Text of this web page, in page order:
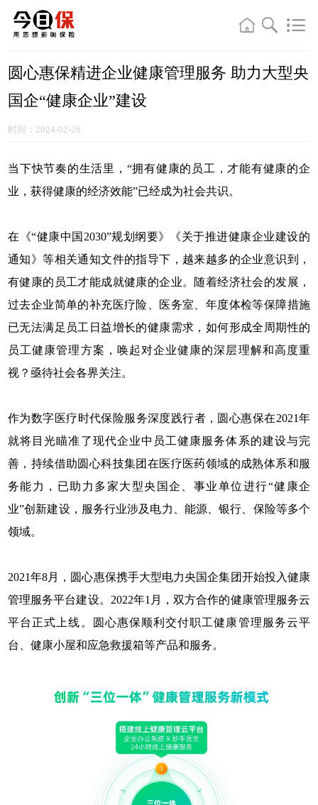
圆心惠保精进企业健康管理服务 助力大型央
国企“健康企业”建设
时间：2024-02-26
当下快节奏的生活里，“拥有健康的员工，才能有健康的企
业，获得健康的经济效能”已经成为社会共识。
在《“健康中国2030”规划纲要》《关于推进健康企业建设的
通知》等相关通知文件的指导下，越来越多的企业意识到，
有健康的员工才能成就健康的企业。随着经济社会的发展，
过去企业简单的补充医疗险、医务室、年度体检等保障措施
已无法满足员工日益增长的健康需求，如何形成全周期性的
员工健康管理方案，唤起对企业健康的深层理解和高度重
视？亟待社会各界关注。
作为数字医疗时代保险服务深度践行者，圆心惠保在2021年
就将目光瞄准了现代企业中员工健康服务体系的建设与完
善，持续借助圆心科技集团在医疗医药领域的成熟体系和服
务能力，已助力多家大型央国企、事业单位进行“健康企
业”创新建设，服务行业涉及电力、能源、银行、保险等多个
领域。
2021年8月，圆心惠保携手大型电力央国企集团开始投入健康
管理服务平台建设。2022年1月，双方合作的健康管理服务云
平台正式上线。圆心惠保顺利交付职工健康管理服务云平
台、健康小屋和应急救援箱等产品和服务。